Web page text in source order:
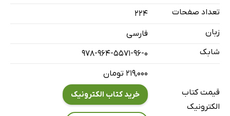
تعداد صفحات
224
زبان
فارسی
شابک
978-964-5571-96-0
قیمت کتاب
الکترونیک
۲۱۹,۰۰۰ تومان
خرید کتاب الکترونیک